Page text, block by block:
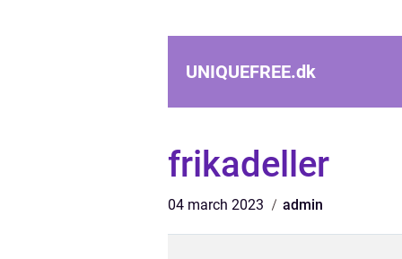
UNIQUEFREE.dk
frikadeller
04 march 2023 admin